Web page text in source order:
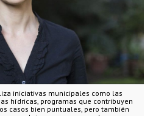
iniciativas municipales como las
hídricas, programas que contribuyen
casos bien puntuales, pero también